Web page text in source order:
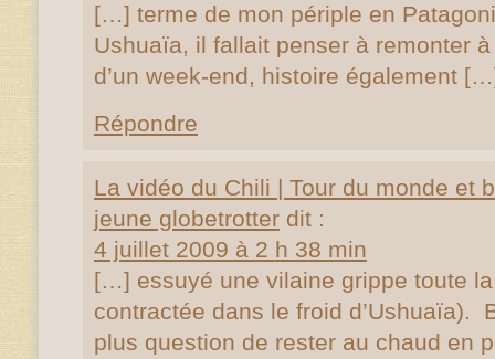
[…] terme de mon périple en
Ushuaïa, il fallait penser à remonter
d’un week-end, histoire également
Répondre
La vidéo du Chili | Tour du monde et
jeune globetrotter dit :
4 juillet 2009 à 2 h 38 min
[…] essuyé une vilaine grippe toute
contractée dans le froid d’Ushuaïa).
plus question de rester au chaud en